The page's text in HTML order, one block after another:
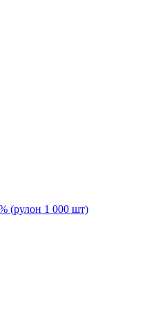
(рулон 1 000 шт)